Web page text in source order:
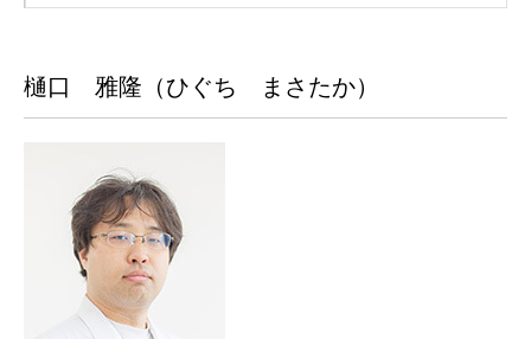
樋口 雅隆（ひぐち まさたか）